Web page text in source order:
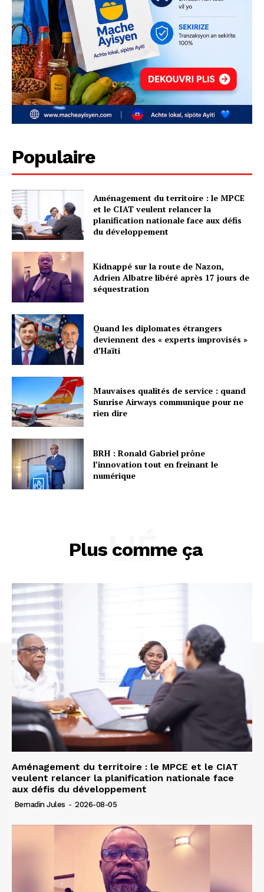
Populaire
Aménagement du territoire : le MPCE
et le CIAT veulent relancer la
planification nationale face aux défis
du développement
Kidnappé sur la route de Nazon,
Adrien Albatre libéré après 17 jours de
séquestration
Quand les diplomates étrangers
deviennent des « experts improvisés »
d’Haïti
Mauvaises qualités de service : quand
Sunrise Airways communique pour ne
rien dire
BRH : Ronald Gabriel prône
l’innovation tout en freinant le
numérique
Plus comme ça
LIÉ
Aménagement du territoire : le MPCE et le CIAT
veulent relancer la planification nationale face
aux défis du développement
Bernadin Jules - 2026-08-05